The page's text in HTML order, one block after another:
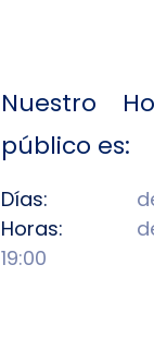
Nuestro
público es:
Días:
Horas:
19:00